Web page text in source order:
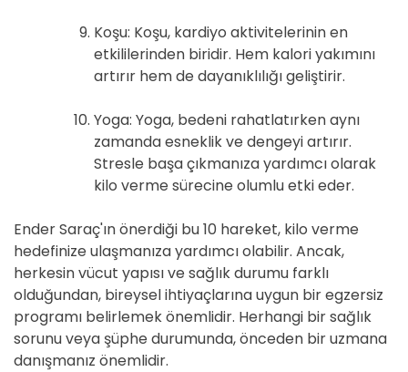
Koşu: Koşu, kardiyo aktivitelerinin en
etkililerinden biridir. Hem kalori yakımını
artırır hem de dayanıklılığı geliştirir.
Yoga: Yoga, bedeni rahatlatırken aynı
zamanda esneklik ve dengeyi artırır.
Stresle başa çıkmanıza yardımcı olarak
kilo verme sürecine olumlu etki eder.
Ender Saraç'ın önerdiği bu 10 hareket, kilo verme
hedefinize ulaşmanıza yardımcı olabilir. Ancak,
herkesin vücut yapısı ve sağlık durumu farklı
olduğundan, bireysel ihtiyaçlarına uygun bir egzersiz
programı belirlemek önemlidir. Herhangi bir sağlık
sorunu veya şüphe durumunda, önceden bir uzmana
danışmanız önemlidir.